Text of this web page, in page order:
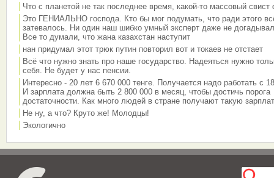
Что с планетой не так последнее время, какой-то массовый свист
Это ГЕНИАЛЬНО господа. Кто бы мог подумать, что ради этого
затевалось. Ни один наш шибко умный эксперт даже не
Все то думали, что жана казахстан наступит
нан придумал этот трюк путин повторил вот и токаев не отстает
Всё что нужно знать про наше государство. Надеяться нужно
себя. Не будет у нас пенсии.
Интересно - 20 лет 6 670 000 тенге. Получается надо работать с
И зарплата должна быть 2 800 000 в месяц, чтобы достичь порога
достаточности. Как много людей в стране получают такую
Не ну, а что? Круто же! Молодцы!
Экологично